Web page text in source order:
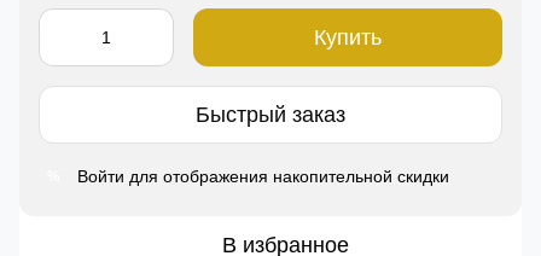
Купить
Быстрый заказ
Войти для отображения накопительной скидки
В избранное